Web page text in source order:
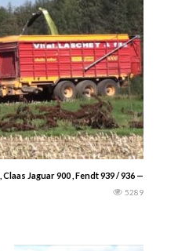
Jaguar 900 , Fendt 939 / 936 —
5289